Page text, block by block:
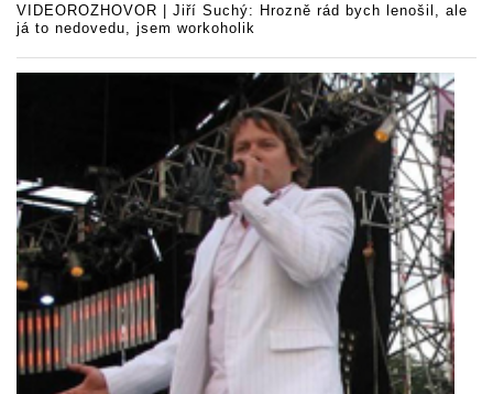
VIDEOROZHOVOR | Jiří Suchý: Hrozně rád bych lenošil, ale
já to nedovedu, jsem workoholik